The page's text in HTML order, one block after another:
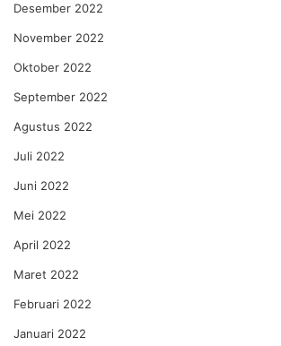
Desember 2022
November 2022
Oktober 2022
September 2022
Agustus 2022
Juli 2022
Juni 2022
Mei 2022
April 2022
Maret 2022
Februari 2022
Januari 2022